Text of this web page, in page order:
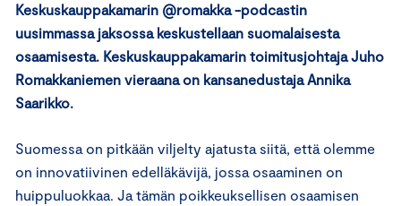
Keskuskauppakamarin @romakka -podcastin
uusimmassa jaksossa keskustellaan suomalaisesta
osaamisesta. Keskuskauppakamarin toimitusjohtaja Juho
Romakkaniemen vieraana on kansanedustaja Annika
Saarikko.
Suomessa on pitkään viljelty ajatusta siitä, että olemme
on innovatiivinen edelläkävijä, jossa osaaminen on
huippuluokkaa. Ja tämän poikkeuksellisen osaamisen